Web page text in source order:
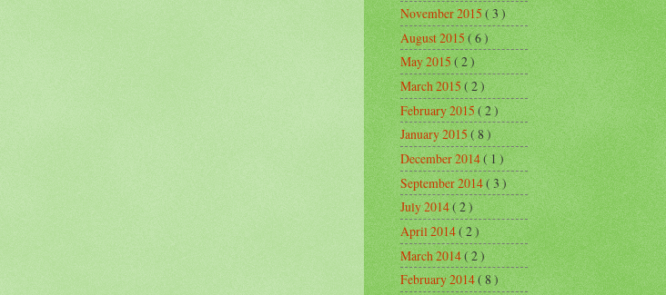
November 2015( 3 )
August 2015( 6 )
May 2015( 2 )
March 2015( 2 )
February 2015( 2 )
January 2015( 8 )
December 2014( 1 )
September 2014( 3 )
July 2014( 2 )
April 2014( 2 )
March 2014( 2 )
February 2014( 8 )